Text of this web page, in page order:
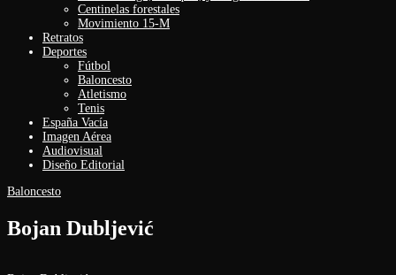
Centinelas forestales
Movimiento 15-M
Retratos
Deportes
Fútbol
Baloncesto
Atletismo
Tenis
España Vacía
Imagen Aérea
Audiovisual
Diseño Editorial
Baloncesto
Bojan Dubljević